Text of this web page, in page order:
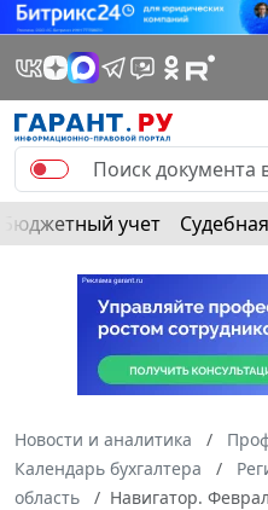
Бюджетный учет
Новости и аналитика
Календарь бухгалтера
область
Навигатор.